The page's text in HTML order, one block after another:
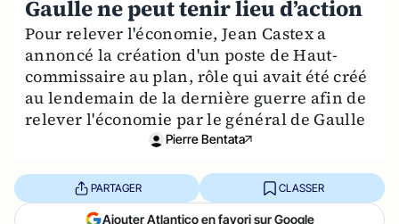
Gaulle ne peut tenir lieu d’action
Pour relever l'économie, Jean Castex a
annoncé la création d'un poste de Haut-
commissaire au plan, rôle qui avait été créé
au lendemain de la dernière guerre afin de
relever l'économie par le général de Gaulle
Pierre Bentata
PARTAGER CLASSER
Ajouter Atlantico en favori sur Google